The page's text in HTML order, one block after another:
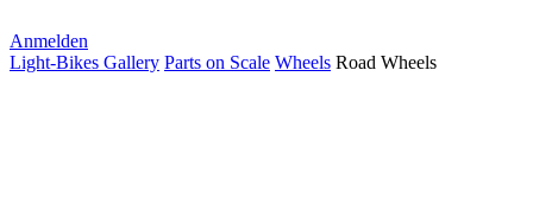
Anmelden
Light-Bikes Gallery Parts on Scale Wheels Road Wheels